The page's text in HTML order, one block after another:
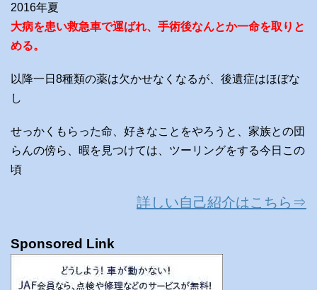
2016年夏
大病を患い救急車で運ばれ、手術後なんとか一命を取りと
める。
以降一日8種類の薬は欠かせなくなるが、後遺症はほぼな
し
せっかくもらった命、好きなことをやろうと、家族との団
らんの傍ら、暇を見つけては、ツーリングをする今日この
頃
詳しい自己紹介はこちら⇒
Sponsored Link